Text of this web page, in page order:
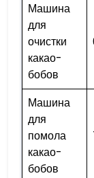
Машина
для
очистки
какао-
бобов
Машина
для
помола
какао-
бобов